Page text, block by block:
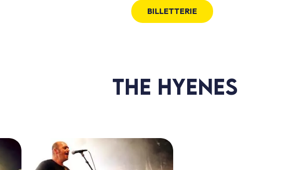
BILLETTERIE
THE HYENES